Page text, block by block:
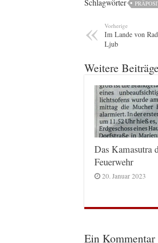
Vorherige
Im Lande von
Ljub
Weitere
Das Kamasutra
Feuerwehr
20. Januar 2023
Ein Kommentar